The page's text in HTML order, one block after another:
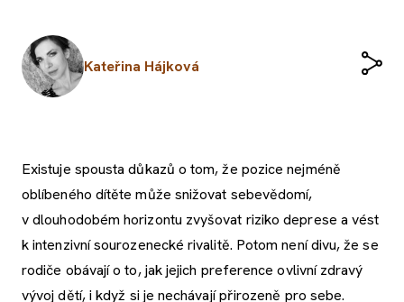
Kateřina Hájková
Existuje spousta důkazů o tom, že pozice nejméně
oblíbeného dítěte může snižovat sebevědomí,
v dlouhodobém horizontu zvyšovat riziko deprese a vést
k intenzivní sourozenecké rivalitě. Potom není divu, že se
rodiče obávají o to, jak jejich preference ovlivní zdravý
vývoj dětí, i když si je nechávají přirozeně pro sebe.